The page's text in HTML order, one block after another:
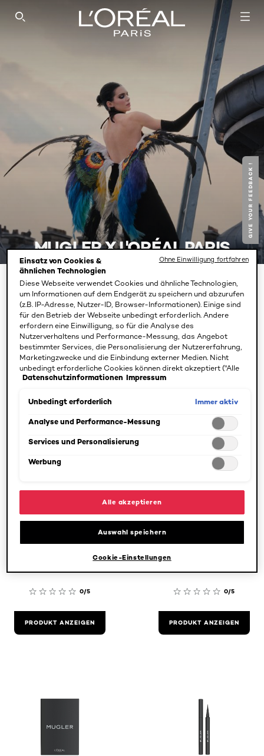
SEARCH THIS SITE
MUGLER X L'ORÉAL PARIS
6 Ergebnis(se)
BEDÜRFNISSE
SPEZIFIZIEREN
Soft Glow
Foundation 1
0/5
PRODUKT ANZEIGEN
Magnetic
Crystal
0/5
PRODUKT ANZEIGEN
GIVE YOUR FEEDBACK !
Einsatz von Cookies &
ähnlichen Technologien
Diese Webseite verwendet Cookies und ähnliche Technologien,
um Informationen auf dem Endgerät zu speichern und abzurufen
(z.B. IP-Adresse, Nutzer-ID, Browser-Informationen). Einige sind
für den Betrieb der Webseite unbedingt erforderlich. Andere
erfordern eine Einwilligung, so für die Analyse des
Nutzerverhaltens und Performance-Messung, das Angebot
bestimmter Services, die Personalisierung der Nutzererfahrung,
Marketingzwecke und die Einbindung externer Medien. Nicht
unbedingt erforderliche Cookies können direkt akzeptiert ("Alle
akzeptieren") oder abgelehnt ("Ohne Einwilligung fortfahren")
ebenfalls möglich und speicherbar ("Auswahl speichern"). Die
angepasst werden. Für weitere Informationen s. unsere
Datenschutzinformationen Impressum
Unbedingt erforderlich Immer aktiv
Analyse und Performance-Messung
Services und Personalisierung
Werbung
Alle akzeptieren
Auswahl speichern
Cookie-Einstellungen
Ohne Einwilligung fortfahren